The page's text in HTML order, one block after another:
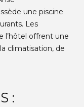
une piscine
Les
l’hôtel offrent une
climatisation, de
: